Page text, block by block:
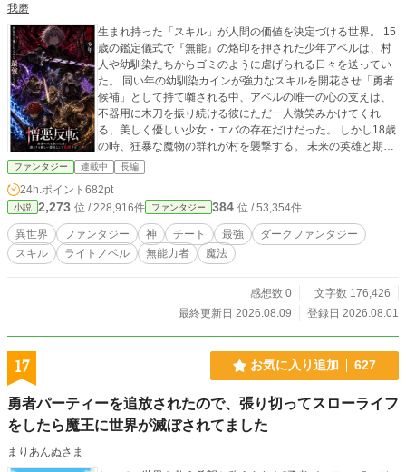
我磨
​生まれ持った「スキル」が人間の価値を決定づける世界。 15
歳の鑑定儀式で『無能』の烙印を押された少年アベルは、村
人や幼馴染たちからゴミのように虐げられる日々を送ってい
た。 同い年の幼馴染カインが強力なスキルを開花させ「勇者
候補」として持て囃される中、アベルの唯一の心の支えは、
不器用に木刀を振り続ける彼にただ一人微笑みかけてくれ
る、美しく優しい少女・エバの存在だけだった。 ​しかし18歳
の時、狂暴な魔物の群れが村を襲撃する。 未来の英雄と期待
されていたカインが恐怖のあまり逃げ出す中、アベルは長年
鍛え抜いた木刀一つで魔物の前に立ち塞がる。だが無情に
も、彼を庇ったエバが命を落としてしまう。 ​「強く生きて。
だめよ……彼らを、憎んじゃ」 ​最愛の少女を失った絶望の
中、村人たちは保身のためにアベルへ理不尽な怒声を浴びせ
る。「お前がいるから魔物が来たんだ」「お前のせいで彼女
は死んだんだ」と。 世界からただ一つの「好意」が消え去
の中に眠っていた異端の能力【憎悪反転】が産声を上げる。
それは、他者から向けられる敵意や憎悪を喰らい、己の絶大
た『純白の剣』を握りしめ、故郷を後にする。 「憎まない
で」という彼女の最期の願いを胸に抱きながら、皮肉にも彼
「偽悪者」として振る舞う修羅の道を選んでいく。 ​漆黒の憎
悪を纏い、純白の剣を振るう。 これは、誰よりも優しい無能
ファンタジー 連載中 長編
24h.ポイント 682pt
小説 2,273 位 / 228,916件 ファンタジー 384 位 / 53,354件
異世界 ファンタジー 神 チート 最強
ダークファンタジー
スキル
ライトノベル 無能力者 魔法
感想数 0
文字数 176,426
最終更新日 2026.08.09
登録日 2026.08.01
17 お気に入り追加 627
勇者パーティーを追放されたので、張り切ってスローライフ
をしたら魔王に世界が滅ぼされてました
まりあんぬさま